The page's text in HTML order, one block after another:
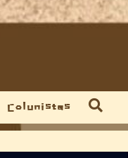
Colunistas